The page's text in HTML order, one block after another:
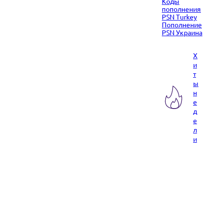
пополнения
PSN Turkey
Пополнение
PSN Украина
Х
и
т
ы
н
е
д
е
л
и